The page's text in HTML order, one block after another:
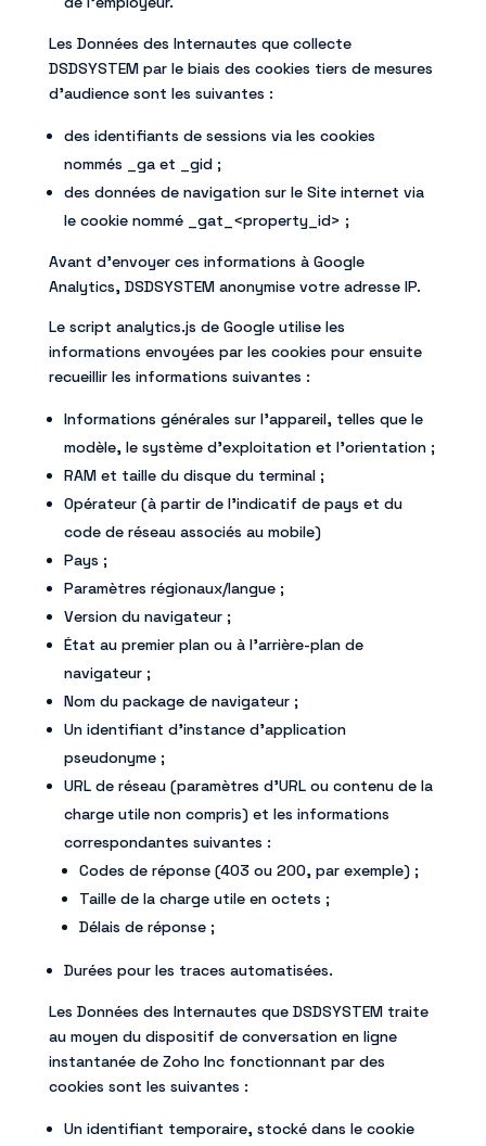
Les Données des Internautes que collecte
DSDSYSTEM par le biais des cookies tiers de mesures
d’audience sont les suivantes :
des identifiants de sessions via les cookies
nommés _ga et _gid ;
des données de navigation sur le Site internet via
le cookie nommé _gat_<property_id> ;
Avant d’envoyer ces informations à Google
Analytics, DSDSYSTEM anonymise votre adresse IP.
Le script analytics.js de Google utilise les
informations envoyées par les cookies pour ensuite
recueillir les informations suivantes :
Informations générales sur l’appareil, telles que le
modèle, le système d’exploitation et l’orientation ;
RAM et taille du disque du terminal ;
Opérateur (à partir de l’indicatif de pays et du
code de réseau associés au mobile)
Pays ;
Paramètres régionaux/langue ;
Version du navigateur ;
État au premier plan ou à l’arrière-plan de
navigateur ;
Nom du package de navigateur ;
Un identifiant d’instance d’application
pseudonyme ;
URL de réseau (paramètres d’URL ou contenu de la
charge utile non compris) et les informations
correspondantes suivantes :
Codes de réponse (403 ou 200, par exemple) ;
Taille de la charge utile en octets ;
Délais de réponse ;
Durées pour les traces automatisées.
Les Données des Internautes que DSDSYSTEM traite
au moyen du dispositif de conversation en ligne
instantanée de Zoho Inc fonctionnant par des
cookies sont les suivantes :
Un identifiant temporaire, stocké dans le cookie